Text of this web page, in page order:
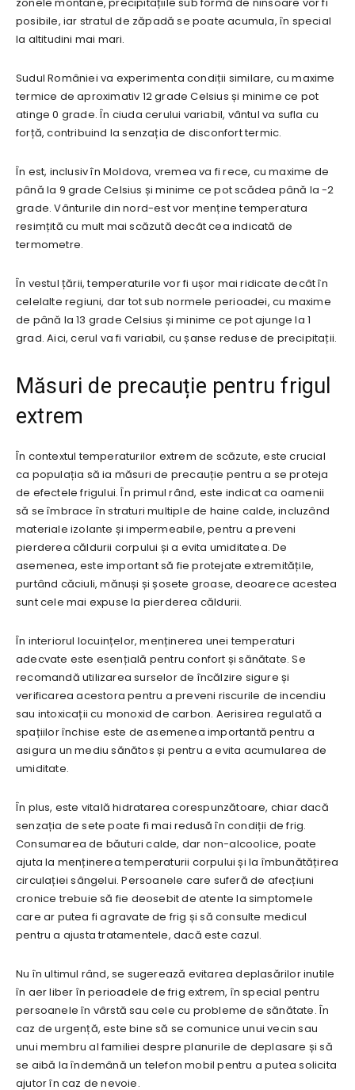
posibile, iar stratul de zăpadă se poate acumula, în special
la altitudini mai mari.
Sudul României va experimenta condiții similare, cu maxime
termice de aproximativ 12 grade Celsius și minime ce pot
atinge 0 grade. În ciuda cerului variabil, vântul va sufla cu
forță, contribuind la senzația de disconfort termic.
În est, inclusiv în Moldova, vremea va fi rece, cu maxime de
până la 9 grade Celsius și minime ce pot scădea până la -2
grade. Vânturile din nord-est vor menține temperatura
resimțită cu mult mai scăzută decât cea indicată de
termometre.
În vestul țării, temperaturile vor fi ușor mai ridicate decât în
celelalte regiuni, dar tot sub normele perioadei, cu maxime
de până la 13 grade Celsius și minime ce pot ajunge la 1
grad. Aici, cerul va fi variabil, cu șanse reduse de precipitații.
Măsuri de precauție pentru frigul
extrem
În contextul temperaturilor extrem de scăzute, este crucial
ca populația să ia măsuri de precauție pentru a se proteja
de efectele frigului. În primul rând, este indicat ca oamenii
să se îmbrace în straturi multiple de haine calde, incluzând
materiale izolante și impermeabile, pentru a preveni
pierderea căldurii corpului și a evita umiditatea. De
asemenea, este important să fie protejate extremitățile,
purtând căciuli, mănuși și șosete groase, deoarece acestea
sunt cele mai expuse la pierderea căldurii.
În interiorul locuințelor, menținerea unei temperaturi
adecvate este esențială pentru confort și sănătate. Se
recomandă utilizarea surselor de încălzire sigure și
verificarea acestora pentru a preveni riscurile de incendiu
sau intoxicații cu monoxid de carbon. Aerisirea regulată a
spațiilor închise este de asemenea importantă pentru a
asigura un mediu sănătos și pentru a evita acumularea de
umiditate.
În plus, este vitală hidratarea corespunzătoare, chiar dacă
senzația de sete poate fi mai redusă în condiții de frig.
Consumarea de băuturi calde, dar non-alcoolice, poate
ajuta la menținerea temperaturii corpului și la îmbunătățirea
circulației sângelui. Persoanele care suferă de afecțiuni
cronice trebuie să fie deosebit de atente la simptomele
care ar putea fi agravate de frig și să consulte medicul
pentru a ajusta tratamentele, dacă este cazul.
Nu în ultimul rând, se sugerează evitarea deplasărilor inutile
în aer liber în perioadele de frig extrem, în special pentru
persoanele în vârstă sau cele cu probleme de sănătate. În
caz de urgență, este bine să se comunice unui vecin sau
unui membru al familiei despre planurile de deplasare și să
se aibă la îndemână un telefon mobil pentru a putea solicita
ajutor în caz de nevoie.